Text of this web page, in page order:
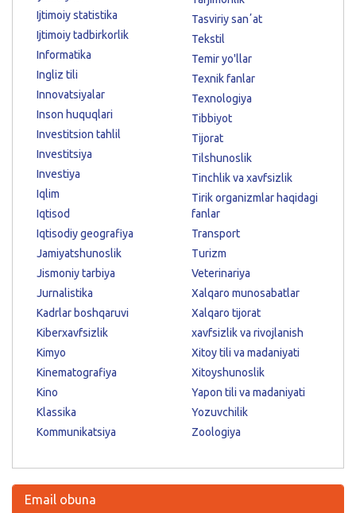
Ijtimoiy statistika
Ijtimoiy tadbirkorlik
Informatika
Ingliz tili
Innovatsiyalar
Inson huquqlari
Investitsion tahlil
Investitsiya
Investiya
Iqlim
Iqtisod
Iqtisodiy geografiya
Jamiyatshunoslik
Jismoniy tarbiya
Jurnalistika
Kadrlar boshqaruvi
Kiberxavfsizlik
Kimyo
Kinematografiya
Kino
Klassika
Kommunikatsiya
Tasviriy sanʼat
Tekstil
Temir yo'llar
Texnik fanlar
Texnologiya
Tibbiyot
Tijorat
Tilshunoslik
Tinchlik va xavfsizlik
Tirik organizmlar haqidagi
fanlar
Transport
Turizm
Veterinariya
Xalqaro munosabatlar
Xalqaro tijorat
xavfsizlik va rivojlanish
Xitoy tili va madaniyati
Xitoyshunoslik
Yapon tili va madaniyati
Yozuvchilik
Zoologiya
Email obuna